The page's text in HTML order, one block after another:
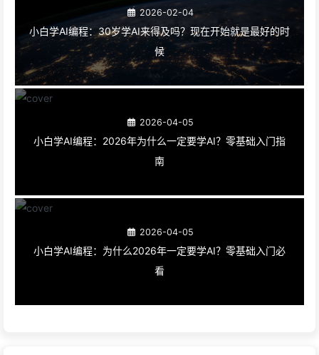
2026-02-04
小白学AI编程：30岁学AI来得及吗？现在开始就是最好的时
候
2026-04-05
小白学AI编程：2026年为什么一定要学AI？零基础入门指
南
2026-04-05
小白学AI编程：为什么2026年一定要学AI？零基础入门必
看